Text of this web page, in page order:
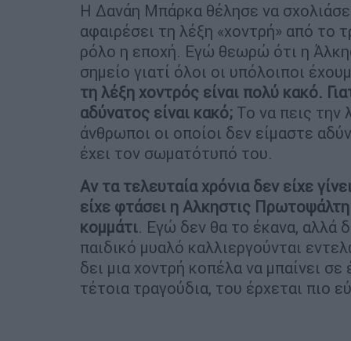
Η Δανάη Μπάρκα θέλησε να
αφαιρέσει τη λέξη «χοντρή» από το
ρόλο η εποχή. Εγώ θεωρώ ότι η
σημείο γιατί όλοι οι υπόλοιποι
τη λέξη χοντρός είναι πολύ κακό.
αδύνατος είναι κακό; Το να πεις την
άνθρωποι οι οποίοι δεν είμαστε
έχει τον σωματότυπό του.
Αν τα τελευταία χρόνια δεν είχε
είχε φτάσει η Αλκηστις
κομμάτι. Εγώ δεν θα το έκανα, αλλά
παιδικό μυαλό καλλιεργούνται
δει μια χοντρή κοπέλα να μπαίνει
τέτοια τραγούδια, του έρχεται πιο